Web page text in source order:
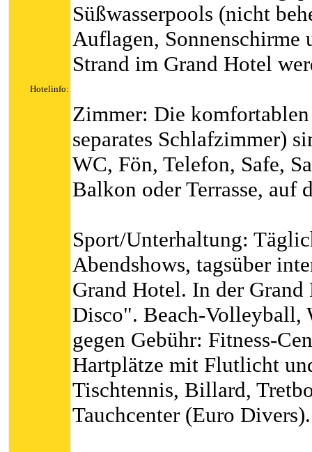
Hotelinfo:
Süßwasserpools (nicht
Auflagen, Sonnenschirme
Strand im Grand Hotel
Zimmer: Die
separates Schlafzimmer)
WC, Fön, Telefon, Safe,
Balkon oder Terrasse, auf
Sport/Unterhaltung:
Abendshows, tagsüber
Grand Hotel. In der
Disco". Beach-Volleyball,
gegen Gebühr: Fitness-
Hartplätze mit Flutlicht
Tischtennis, Billard,
Tauchcenter (Euro Divers).